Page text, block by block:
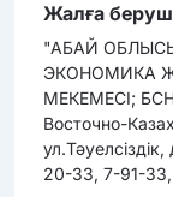
Жалға
"АБАЙ
ЭКОНОМИКА
МЕКЕМЕСІ;
Восточно-
20-33, 7-91-